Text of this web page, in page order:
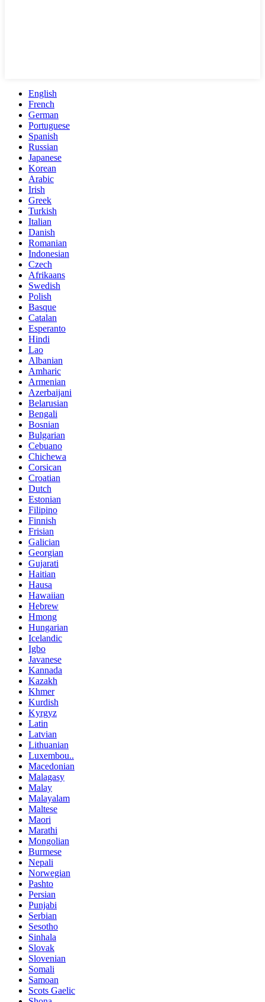
English
French
German
Portuguese
Spanish
Russian
Japanese
Korean
Arabic
Irish
Greek
Turkish
Italian
Danish
Romanian
Indonesian
Czech
Afrikaans
Swedish
Polish
Basque
Catalan
Esperanto
Hindi
Lao
Albanian
Amharic
Armenian
Azerbaijani
Belarusian
Bengali
Bosnian
Bulgarian
Cebuano
Chichewa
Corsican
Croatian
Dutch
Estonian
Filipino
Finnish
Frisian
Galician
Georgian
Gujarati
Haitian
Hausa
Hawaiian
Hebrew
Hmong
Hungarian
Icelandic
Igbo
Javanese
Kannada
Kazakh
Khmer
Kurdish
Kyrgyz
Latin
Latvian
Lithuanian
Luxembou..
Macedonian
Malagasy
Malay
Malayalam
Maltese
Maori
Marathi
Mongolian
Burmese
Nepali
Norwegian
Pashto
Persian
Punjabi
Serbian
Sesotho
Sinhala
Slovak
Slovenian
Somali
Samoan
Scots Gaelic